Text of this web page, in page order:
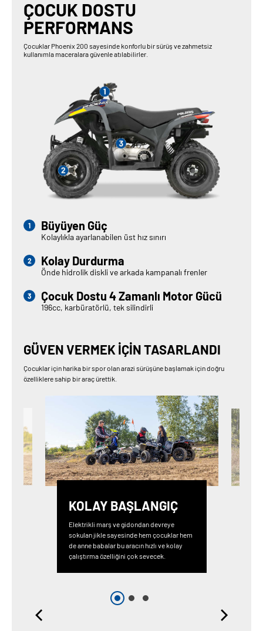
ÇOCUK DOSTU
PERFORMANS
Çocuklar Phoenix 200 sayesinde konforlu bir sürüş ve zahmetsiz
kullanımla maceralara güvenle atılabilirler.
Büyüyen Güç
Kolaylıkla ayarlanabilen üst hız sınırı
Kolay Durdurma
Önde hidrolik diskli ve arkada kampanalı frenler
Çocuk Dostu 4 Zamanlı Motor Gücü
196cc, karbüratörlü, tek silindirli
GÜVEN VERMEK IÇIN TASARLANDI
Çocuklar için harika bir spor olan arazi sürüşüne başlamak için doğru
özelliklere sahip bir araç ürettik.
KOLAY BAŞLANGIÇ
Elektrikli marş ve gidondan devreye
sokulan jikle sayesinde hem çocuklar hem
de anne babalar bu aracın hızlı ve kolay
çalıştırma özelliğini çok sevecek.